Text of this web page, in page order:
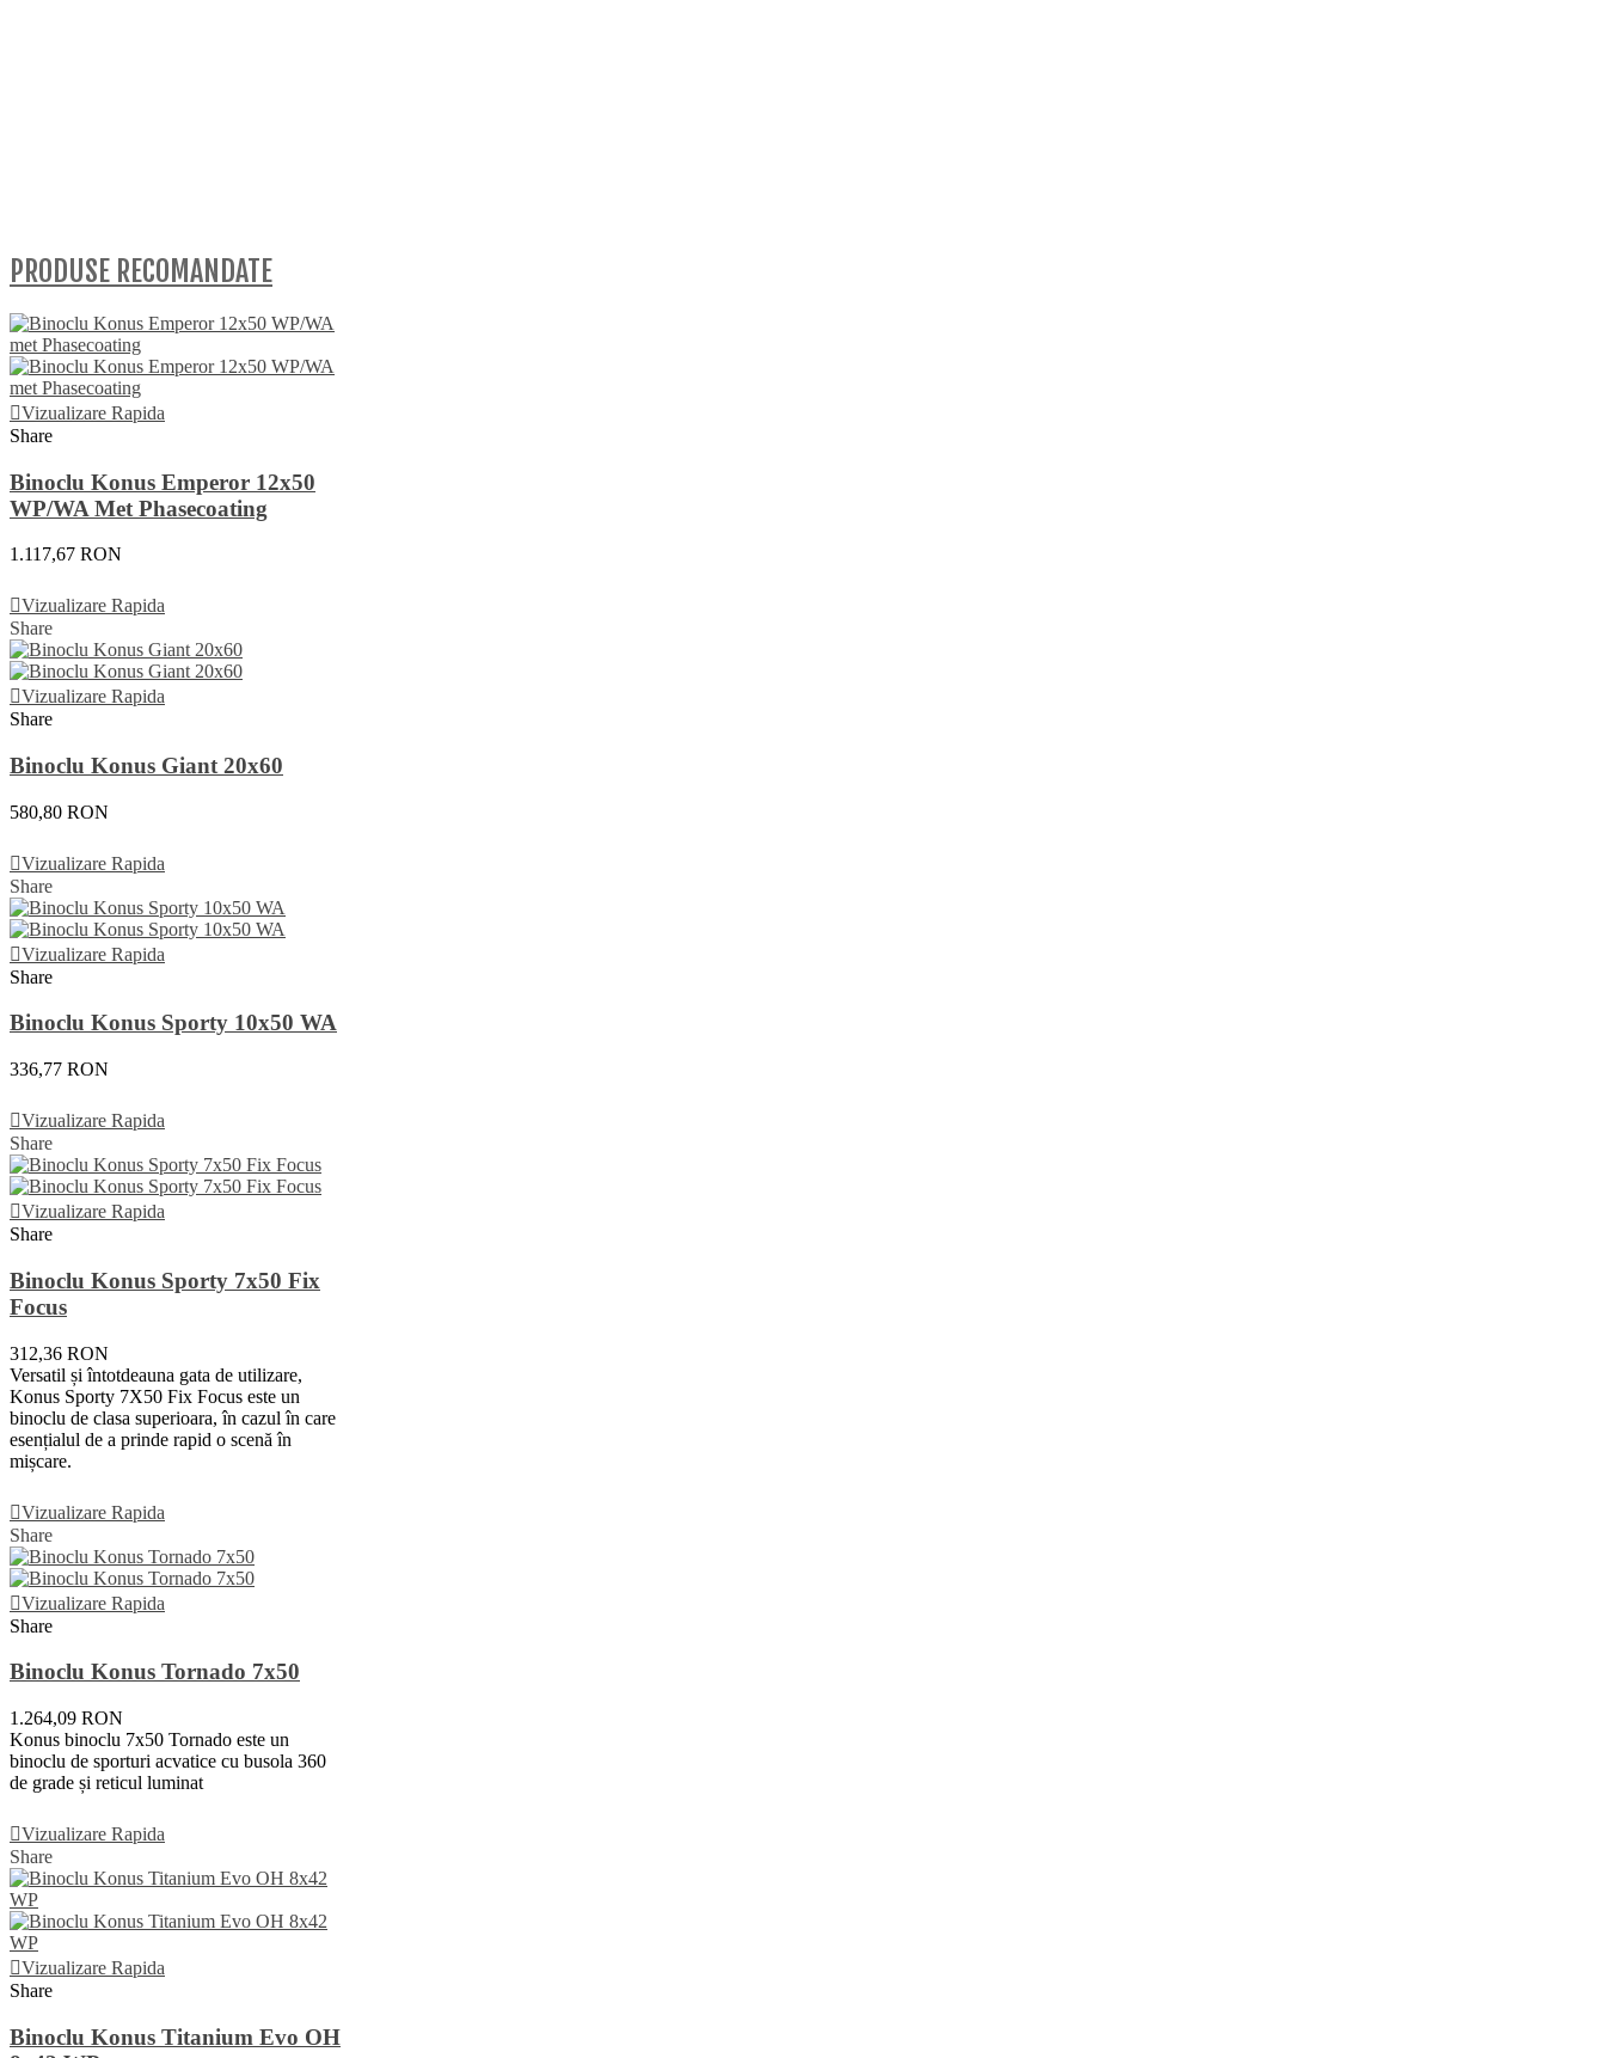
PRODUSE RECOMANDATE
Vizualizare Rapida
Share
Binoclu Konus Emperor 12x50
WP/WA Met Phasecoating
1.117,67 RON
Vizualizare Rapida
Share
Vizualizare Rapida
Share
Binoclu Konus Giant 20x60
580,80 RON
Vizualizare Rapida
Share
Vizualizare Rapida
Share
Binoclu Konus Sporty 10x50 WA
336,77 RON
Vizualizare Rapida
Share
Vizualizare Rapida
Share
Binoclu Konus Sporty 7x50 Fix
Focus
312,36 RON
Versatil și întotdeauna gata de utilizare,
Konus Sporty 7X50 Fix Focus este un
binoclu de clasa superioara, în cazul în care
esențialul de a prinde rapid o scenă în
mișcare.
Vizualizare Rapida
Share
Vizualizare Rapida
Share
Binoclu Konus Tornado 7x50
1.264,09 RON
Konus binoclu 7x50 Tornado este un
binoclu de sporturi acvatice cu busola 360
de grade și reticul luminat
Vizualizare Rapida
Share
Vizualizare Rapida
Share
Binoclu Konus Titanium Evo OH